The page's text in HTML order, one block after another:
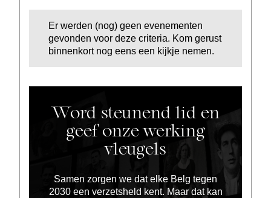
Er werden (nog) geen evenementen
gevonden voor deze criteria. Kom gerust
binnenkort nog eens een kijkje nemen.
Word steunend lid en
geef onze werking
vleugels
Samen zorgen we dat elke Belg tegen
2030 een verzetsheld kent. Maar dat kan